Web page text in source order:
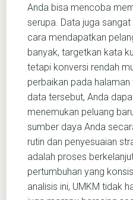
Anda bisa mencoba
serupa. Data juga
cara mendapatkan
banyak, targetkan kata
tetapi konversi rendah
perbaikan pada halaman
data tersebut, Anda
menemukan peluang
sumber daya Anda
rutin dan penyesuaian
adalah proses
pertumbuhan yang
analisis ini, UMKM tidak